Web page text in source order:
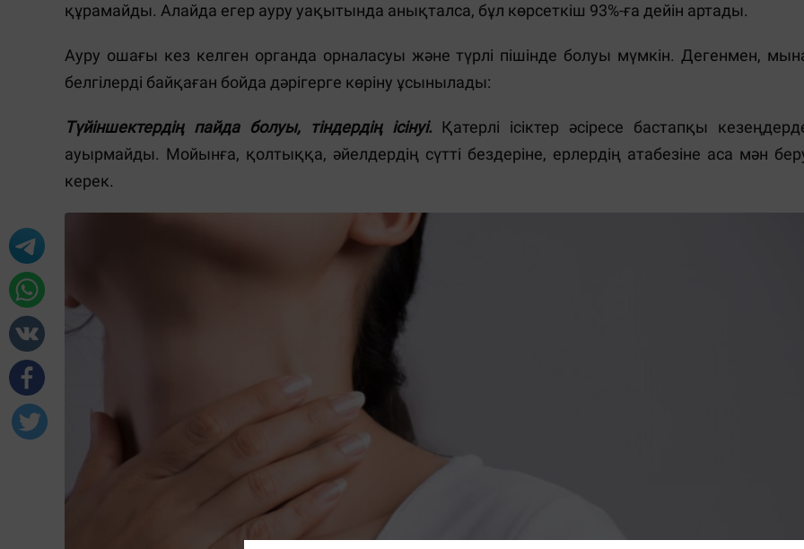
құрамайды. Алайда егер ауру уақытында анықталса, бұл көрсеткіш 93%-ға дейін артады.
Ауру ошағы кез келген органда орналасуы және түрлі пішінде болуы мүмкін. Дегенмен,
белгілерді байқаған бойда дәрігерге көріну ұсынылады:
Түйіншектердің пайда болуы, тіндердің ісінуі. Қатерлі ісіктер әсіресе бастапқы
ауырмайды. Мойынға, қолтыққа, әйелдердің сүтті бездеріне, ерлердің атабезіне аса мән
керек.